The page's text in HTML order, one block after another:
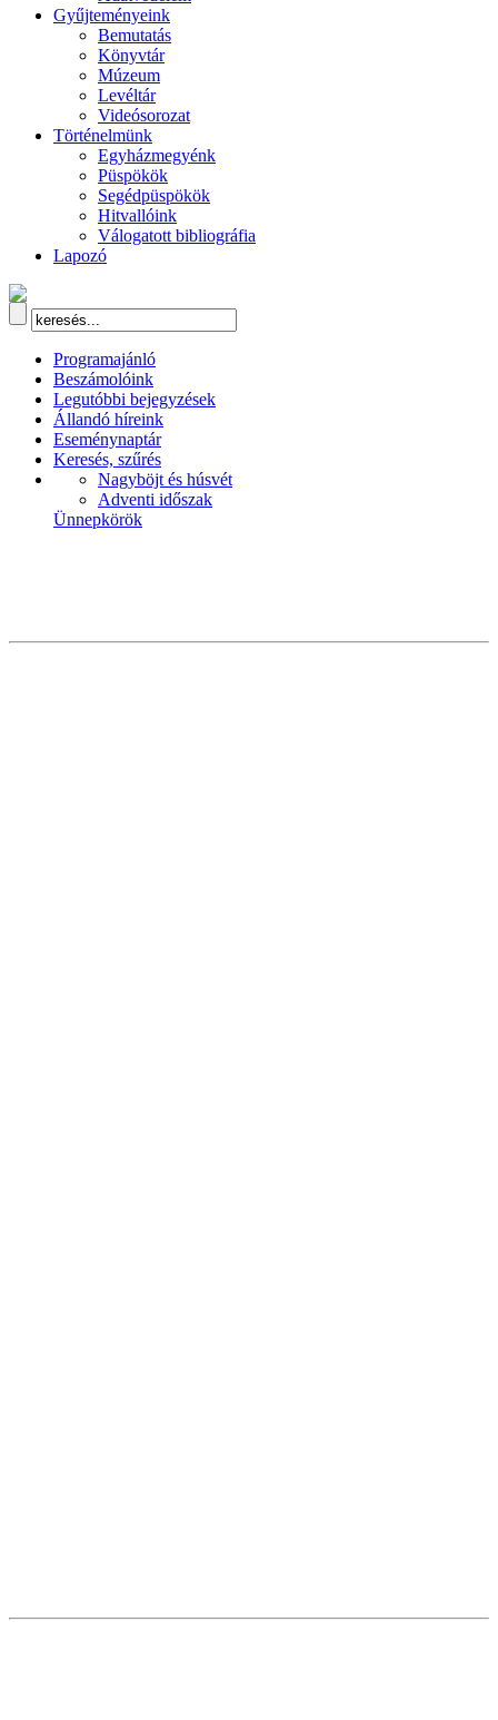
Gyűjteményeink
Bemutatás
Könyvtár
Múzeum
Levéltár
Videósorozat
Történelmünk
Egyházmegyénk
Püspökök
Segédpüspökök
Hitvallóink
Válogatott bibliográfia
Lapozó
Programajánló
Beszámolóink
Legutóbbi bejegyzések
Állandó híreink
Eseménynaptár
Keresés, szűrés
Nagyböjt és húsvét
Adventi időszak
Ünnepkörök